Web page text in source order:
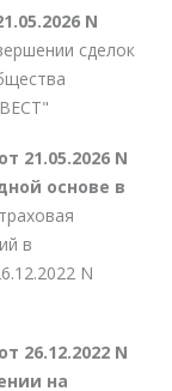
N
сделок
21.05.2026 N
основе в
в
N
26.12.2022 N
на